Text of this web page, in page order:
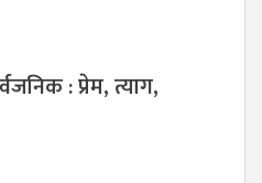
: प्रेम, त्याग,